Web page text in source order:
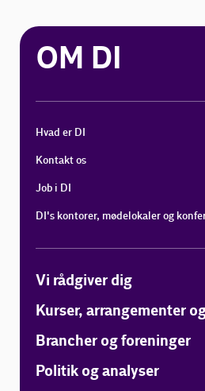
OM DI
Hvad er DI
Kontakt os
Job i DI
DI's kontorer, mødelokaler og
Vi rådgiver dig
Kurser, arrangementer
Brancher og foreninger
Politik og analyser